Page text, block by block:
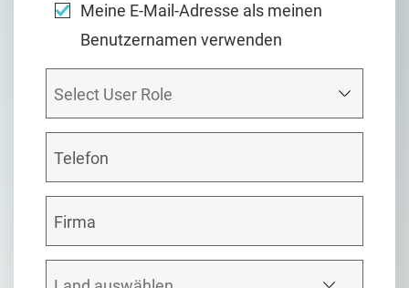
Meine E-Mail-Adresse als meinen
Benutzernamen verwenden